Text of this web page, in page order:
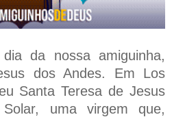
da nossa amiguinha,
dos Andes. Em Los
Santa Teresa de Jesus
Solar, uma virgem que,